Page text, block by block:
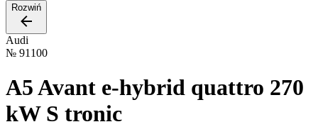
Rozwiń
Audi
№ 91100
A5 Avant e-hybrid quattro 270
kW S tronic